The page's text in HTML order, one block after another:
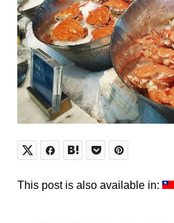
This post is also available in: